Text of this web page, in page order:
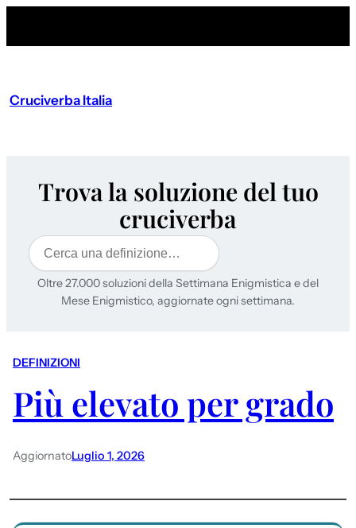
Cruciverba Italia
Trova la soluzione del tuo
cruciverba
Cerca
Oltre 27.000 soluzioni della Settimana Enigmistica e del
Mese Enigmistico, aggiornate ogni settimana.
DEFINIZIONI
Più elevato per grado
AggiornatoLuglio 1, 2026